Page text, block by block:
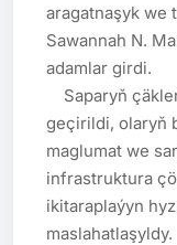
aragatnaşyk we
Sawannah N.
adamlar girdi.
geçirildi, olaryň
maglumat we
infrastruktura
ikitaraplaýyn
maslahatlaşyldy.